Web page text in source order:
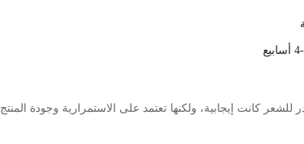
للشعر كانت إيجابية، ولكنها تعتمد على الاستمرارية وجودة المنتج.